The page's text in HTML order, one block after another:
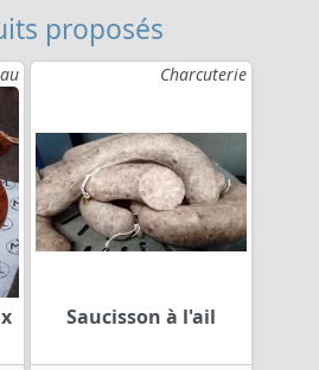
proposés
Charcuterie
Saucisson à l'ail